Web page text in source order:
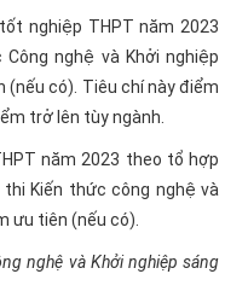
nghiệp THPT năm 2023
nghệ và Khởi nghiệp
(nếu có). Tiêu chí này điểm
trở lên tùy ngành.
năm 2023 theo tổ hợp
Kiến thức công nghệ và
ưu tiên (nếu có).
nghệ và Khởi nghiệp sáng